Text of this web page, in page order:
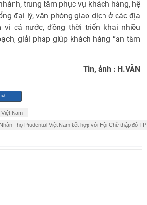
trung tâm phục vụ khách hàng, hệ
đại lý, văn phòng giao dịch ở các địa
vi cả nước, đồng thời triển khai nhiều
giải pháp giúp khách hàng “an tâm
Tin, ảnh : H.VĂN
Việt Nam
Thọ Prudential Việt Nam kết hợp với Hội Chữ thập đỏ